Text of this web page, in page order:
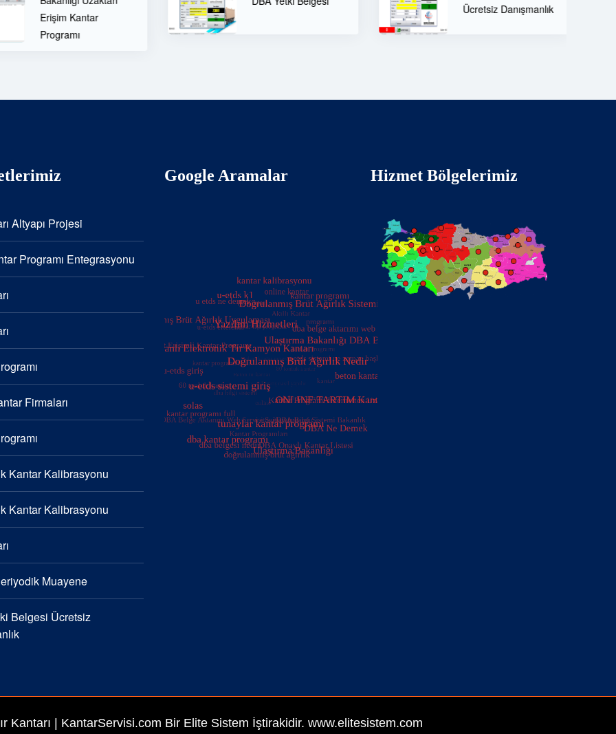
Ücretsiz Danışmanlık
Özellikleri
Altyapı Projesi
Programı Entegrasyonu
Firmaları
Kantar Kalibrasyonu
Kantar Kalibrasyonu
Muayene
Belgesi Ücretsiz
Google Aramalar Hizmet Bölgelerimiz
Kantarı | KantarServisi.com Bir Elite Sistem İştirakidir. www.elitesistem.com